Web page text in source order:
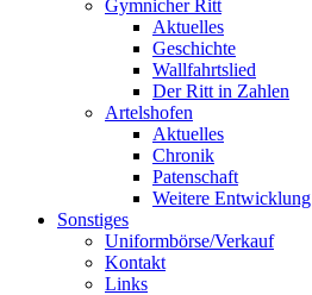
Gymnicher Ritt
Aktuelles
Geschichte
Wallfahrtslied
Der Ritt in Zahlen
Artelshofen
Aktuelles
Chronik
Patenschaft
Weitere Entwicklung
Sonstiges
Uniformbörse/Verkauf
Kontakt
Links